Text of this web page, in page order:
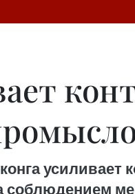
соблюдением